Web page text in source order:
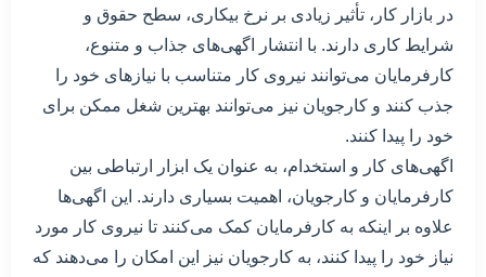
در بازار کار، تأثیر زیادی بر نرخ بیکاری، سطح حقوق و
شرایط کاری دارند. با انتشار اگهی‌های جذاب و متنوع،
کارفرمایان می‌توانند نیروی کار متناسب با نیازهای خود را
جذب کنند و کارجویان نیز می‌توانند بهترین شغل ممکن برای
خود را پیدا کنند.
اگهی‌های کار و استخدام، به عنوان یک ابزار ارتباطی بین
کارفرمایان و کارجویان، اهمیت بسیاری دارند. این اگهی‌ها
علاوه بر اینکه به کارفرمایان کمک می‌کنند تا نیروی کار مورد
نیاز خود را پیدا کنند، به کارجویان نیز این امکان را می‌دهند که